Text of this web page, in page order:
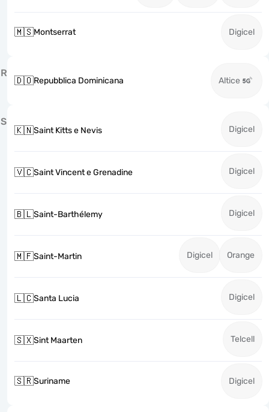
🇲🇸Montserrat Digicel
R
🇩🇴Repubblica Dominicana Altice
S
🇰🇳Saint Kitts e Nevis Digicel
🇻🇨Saint Vincent e Grenadine Digicel
🇧🇱Saint-Barthélemy Digicel
🇲🇫Saint-Martin Digicel Orange
🇱🇨Santa Lucia Digicel
🇸🇽Sint Maarten Telcell
🇸🇷Suriname Digicel